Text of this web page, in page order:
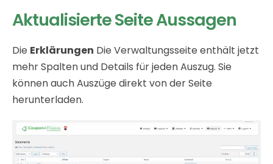
Aktualisierte Seite Aussagen
Die Erklärungen Die Verwaltungsseite enthält jetzt
mehr Spalten und Details für jeden Auszug. Sie
können auch Auszüge direkt von der Seite
herunterladen.